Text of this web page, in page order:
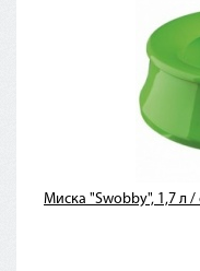
Миска "Swobby", 1,7 л /